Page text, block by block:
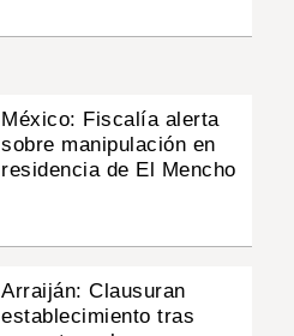
México: Fiscalía alerta
sobre manipulación en
residencia de El Mencho
Arraiján: Clausuran
establecimiento tras